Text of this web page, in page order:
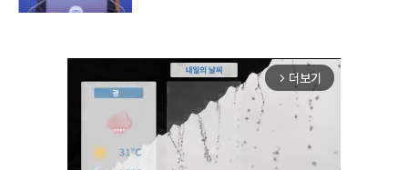
arrow_forward_ios 더보기